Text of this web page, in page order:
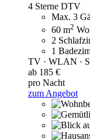
4 Sterne DTV
Max. 3
60 m2
2
1
TV · WLAN ·
ab 185 €
pro Nacht
zum Angebot